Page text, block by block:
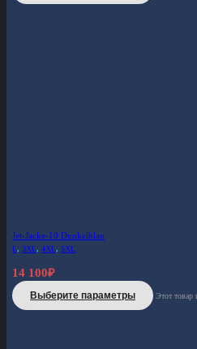
Jet-Jacke-10 Dunkelblau
L,3XL,4XL,5XL
14 100₽
Выберите параметры Этот товар